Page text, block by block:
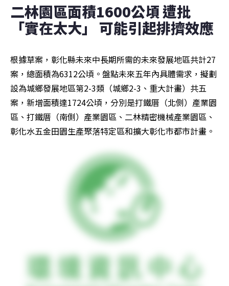
二林園區面積1600公頃 遭批
「實在太大」 可能引起排擠效應
根據草案，彰化縣未來中長期所需的未來發展地區共計27
案，總面積為6312公頃。盤點未來五年內具體需求，擬劃
設為城鄉發展地區第2-3類（城鄉2-3、重大計畫）共五
案，新增面積達1724公頃，分別是打鐵厝（北側）產業園
區、打鐵厝（南側）產業園區、二林精密機械產業園區、
彰化水五金田園生產聚落特定區和擴大彰化市都市計畫。